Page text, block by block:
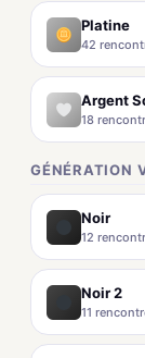
Platine
42
Argent
18
GÉNÉRATION
Noir
12
Noir 2
11